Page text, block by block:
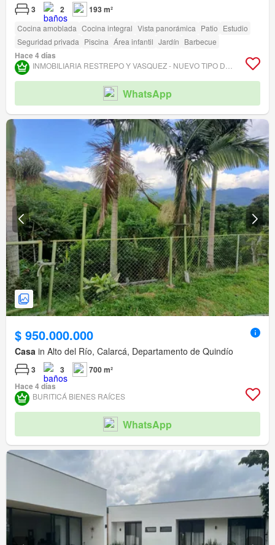
3 2 193 m²
Cocina amoblada Cocina integral Vista panorámica Patio Estudio
Seguridad privada Piscina Área infantil Jardín Barbecue
Hace 4 días
WhatsApp
$ 950.000.000
Casa in Alto del Río, Calarcá, Departamento de Quindío
3 3
700 m²
Hace 4 días
BURITICÁ BIENES RAÍCES
WhatsApp